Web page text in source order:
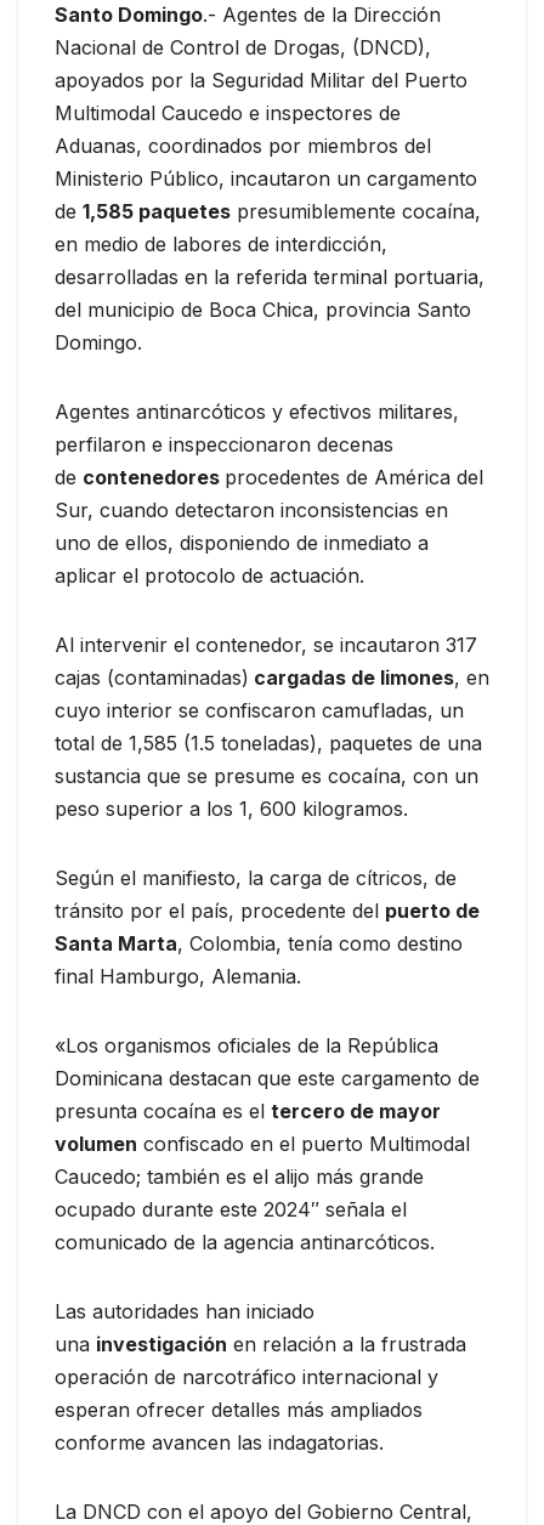
Santo Domingo.- Agentes de la Dirección
Nacional de Control de Drogas, (DNCD),
apoyados por la Seguridad Militar del Puerto
Multimodal Caucedo e inspectores de
Aduanas, coordinados por miembros del
Ministerio Público, incautaron un cargamento
de 1,585 paquetes presumiblemente cocaína,
en medio de labores de interdicción,
desarrolladas en la referida terminal portuaria,
del municipio de Boca Chica, provincia Santo
Domingo.
Agentes antinarcóticos y efectivos militares,
perfilaron e inspeccionaron decenas
de contenedores procedentes de América del
Sur, cuando detectaron inconsistencias en
uno de ellos, disponiendo de inmediato a
aplicar el protocolo de actuación.
Al intervenir el contenedor, se incautaron 317
cajas (contaminadas) cargadas de limones, en
cuyo interior se confiscaron camufladas, un
total de 1,585 (1.5 toneladas), paquetes de una
sustancia que se presume es cocaína, con un
peso superior a los 1, 600 kilogramos.
Según el manifiesto, la carga de cítricos, de
tránsito por el país, procedente del puerto de
Santa Marta, Colombia, tenía como destino
final Hamburgo, Alemania.
«Los organismos oficiales de la República
Dominicana destacan que este cargamento de
presunta cocaína es el tercero de mayor
volumen confiscado en el puerto Multimodal
Caucedo; también es el alijo más grande
ocupado durante este 2024″ señala el
comunicado de la agencia antinarcóticos.
Las autoridades han iniciado
una investigación en relación a la frustrada
operación de narcotráfico internacional y
esperan ofrecer detalles más ampliados
conforme avancen las indagatorias.
La DNCD con el apoyo del Gobierno Central,